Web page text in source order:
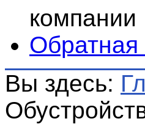
компании
Обратная
Вы здесь: